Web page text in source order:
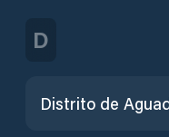
D
Distrito de